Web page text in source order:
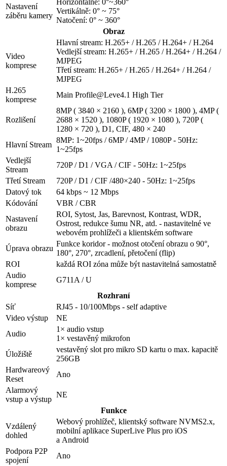
Nastavení
záběru kamery
Vertikálně: 0° ~ 75°
Natočení: 0° ~ 360°
Obraz
Video
komprese
Hlavní stream: H.265+ / H.265 / H.264+ / H.264
Vedlejší stream: H.265+ / H.265 / H.264+ / H.264 /
MJPEG
Třetí stream: H.265+ / H.265 / H.264+ / H.264 /
MJPEG
H.265
komprese
Main Profile@Leve4.1 High Tier
Rozlišení
8MP ( 3840 × 2160 ), 6MP ( 3200 × 1800 ), 4MP (
2688 × 1520 ), 1080P ( 1920 × 1080 ), 720P (
1280 × 720 ), D1, CIF, 480 × 240
Hlavní Stream
8MP: 1~20fps / 6MP / 4MP / 1080P - 50Hz:
1~25fps
Vedlejší
Stream
720P / D1 / VGA / CIF - 50Hz: 1~25fps
Třetí Stream
720P / D1 / CIF /480×240 - 50Hz: 1~25fps
Datový tok
64 kbps ~ 12 Mbps
Kódování
VBR / CBR
Nastavení
obrazu
ROI, Sytost, Jas, Barevnost, Kontrast, WDR,
Ostrost, redukce šumu NR, atd. - nastavitelné ve
webovém prohlížeči a klientském software
Úprava obrazu
Funkce koridor - možnost otočení obrazu o 90°,
180°, 270°, zrcadlení, přetočení (flip)
ROI
každá ROI zóna může být nastavitelná samostatně
Audio
komprese
G711A / U
Rozhraní
Síť
RJ45 - 10/100Mbps - self adaptive
Video výstup
NE
Audio
1× audio vstup
1× vestavěný mikrofon
Úložiště
vestavěný slot pro mikro SD kartu o max. kapacitě
256GB
Hardwareový
Reset
Ano
Alarmový
vstup a výstup
NE
Funkce
Vzdálený
dohled
Webový prohlížeč, klientský software NVMS2.x,
mobilní aplikace SuperLive Plus pro iOS
a Android
Podpora P2P
spojení
Ano